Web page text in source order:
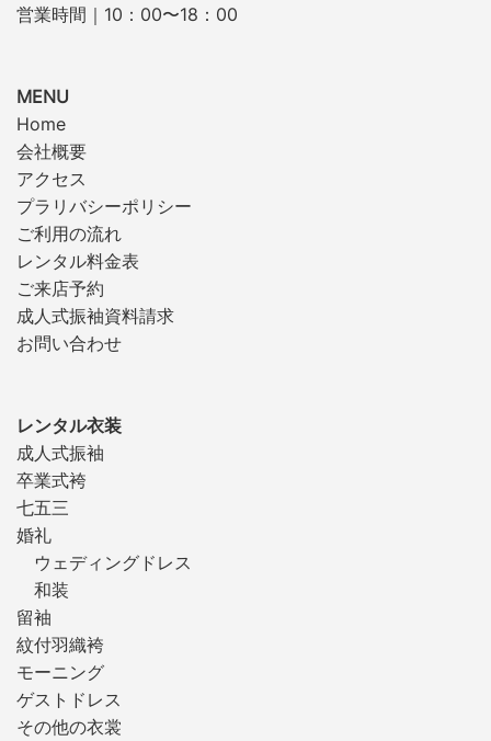
営業時間｜10：00〜18：00
MENU
Home
会社概要
アクセス
プラリバシーポリシー
ご利用の流れ
レンタル料金表
ご来店予約
成人式振袖資料請求
お問い合わせ
レンタル衣装
成人式振袖
卒業式袴
七五三
婚礼
ウェディングドレス
和装
留袖
紋付羽織袴
モーニング
ゲストドレス
その他の衣裳